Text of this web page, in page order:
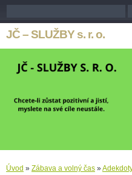
JČ – SLUŽBY s. r. o.
Úvod » Zábava a volný čas »